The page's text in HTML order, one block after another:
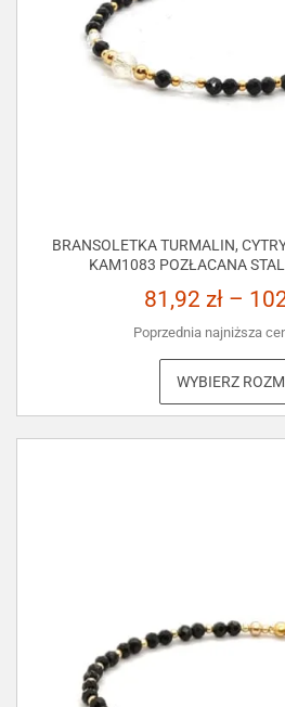
BRANSOLETKA TURMALIN,
KAM1083 POZŁACANA
81,92 zł –
Poprzednia najniższa
WYBIERZ